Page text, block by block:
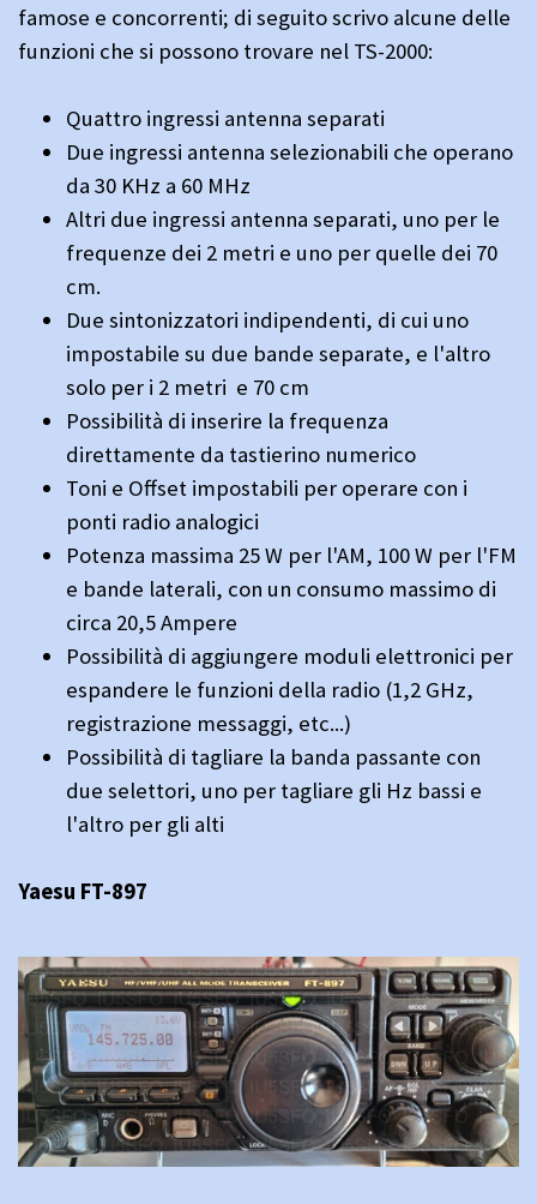
famose e concorrenti; di seguito scrivo alcune delle
funzioni che si possono trovare nel TS-2000:
Quattro ingressi antenna separati
Due ingressi antenna selezionabili che operano
da 30 KHz a 60 MHz
Altri due ingressi antenna separati, uno per le
frequenze dei 2 metri e uno per quelle dei 70
cm.
Due sintonizzatori indipendenti, di cui uno
impostabile su due bande separate, e l'altro
solo per i 2 metri e 70 cm
Possibilità di inserire la frequenza
direttamente da tastierino numerico
Toni e Offset impostabili per operare con i
ponti radio analogici
Potenza massima 25 W per l'AM, 100 W per l'FM
e bande laterali, con un consumo massimo di
circa 20,5 Ampere
Possibilità di aggiungere moduli elettronici per
espandere le funzioni della radio (1,2 GHz,
registrazione messaggi, etc...)
Possibilità di tagliare la banda passante con
due selettori, uno per tagliare gli Hz bassi e
l'altro per gli alti
Yaesu FT-897